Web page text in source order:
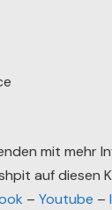
mit mehr
auf diesen
– Youtube –